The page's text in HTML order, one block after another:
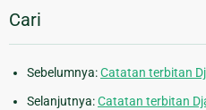
Cari
Sebelumnya:Catatan terbitan
Selanjutnya:Catatan terbitan